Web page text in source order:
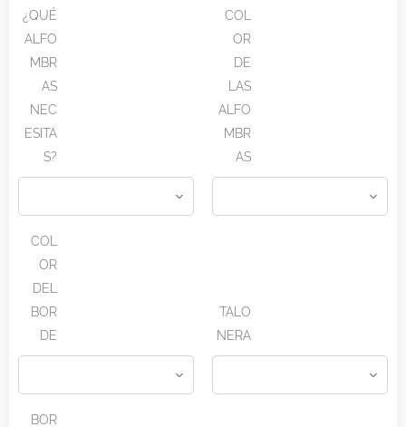
¿QUÉ
ALFO
MBR
AS
NEC
ESITA
S?
COL
OR
DE
LAS
ALFO
MBR
AS
COL
OR
DEL
BOR
DE
TALO
NERA
BOR